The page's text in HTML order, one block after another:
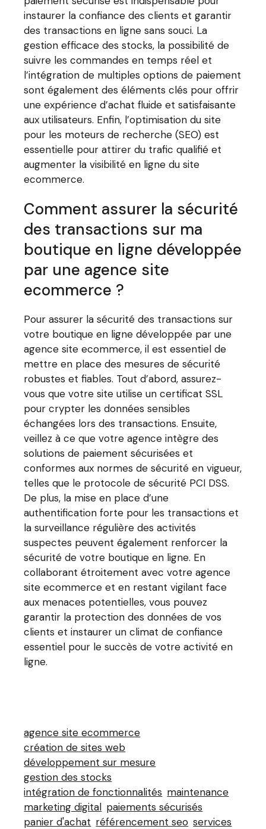
instaurer la confiance des clients et garantir
des transactions en ligne sans souci. La
gestion efficace des stocks, la possibilité de
suivre les commandes en temps réel et
l’intégration de multiples options de paiement
sont également des éléments clés pour offrir
une expérience d’achat fluide et satisfaisante
aux utilisateurs. Enfin, l’optimisation du site
pour les moteurs de recherche (SEO) est
essentielle pour attirer du trafic qualifié et
augmenter la visibilité en ligne du site
ecommerce.
Comment assurer la sécurité
des transactions sur ma
boutique en ligne développée
par une agence site
ecommerce ?
Pour assurer la sécurité des transactions sur
votre boutique en ligne développée par une
agence site ecommerce, il est essentiel de
mettre en place des mesures de sécurité
robustes et fiables. Tout d’abord, assurez-
vous que votre site utilise un certificat SSL
pour crypter les données sensibles
échangées lors des transactions. Ensuite,
veillez à ce que votre agence intègre des
solutions de paiement sécurisées et
conformes aux normes de sécurité en vigueur,
telles que le protocole de sécurité PCI DSS.
De plus, la mise en place d’une
authentification forte pour les transactions et
la surveillance régulière des activités
suspectes peuvent également renforcer la
sécurité de votre boutique en ligne. En
collaborant étroitement avec votre agence
site ecommerce et en restant vigilant face
aux menaces potentielles, vous pouvez
garantir la protection des données de vos
clients et instaurer un climat de confiance
essentiel pour le succès de votre activité en
ligne.
agence site ecommerce
création de sites web
développement sur mesure
gestion des stocks
intégration de fonctionnalités maintenance
marketing digital paiements sécurisés
panier d'achat référencement seo services